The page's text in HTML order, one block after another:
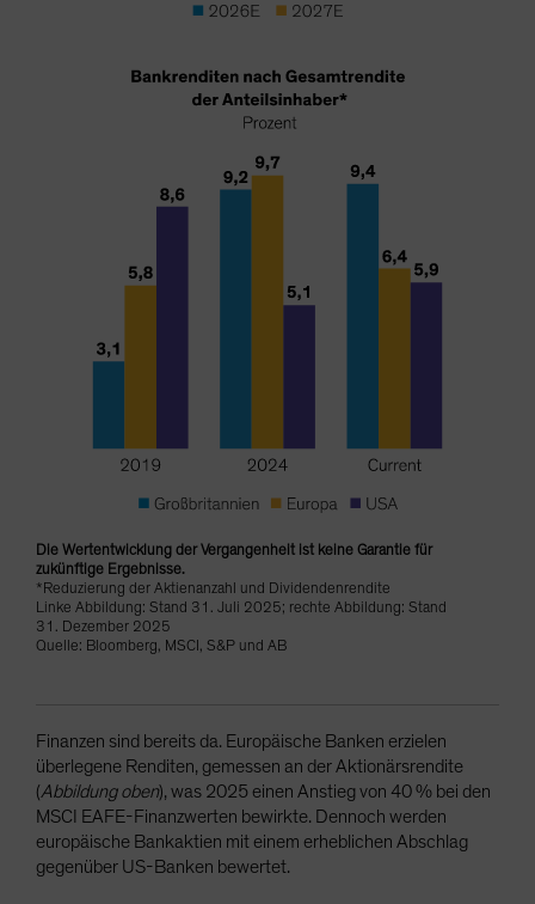
Die Wertentwicklung der Vergangenheit ist keine Garantie für
zukünftige Ergebnisse.
*Reduzierung der Aktienanzahl und Dividendenrendite
Linke Abbildung: Stand 31. Juli 2025; rechte Abbildung: Stand
31. Dezember 2025
Quelle: Bloomberg, MSCI, S&P und AB
Finanzen sind bereits da. Europäische Banken erzielen
überlegene Renditen, gemessen an der Aktionärsrendite
(Abbildung oben), was 2025 einen Anstieg von 40 % bei den
MSCI EAFE-Finanzwerten bewirkte. Dennoch werden
europäische Bankaktien mit einem erheblichen Abschlag
gegenüber US-Banken bewertet.